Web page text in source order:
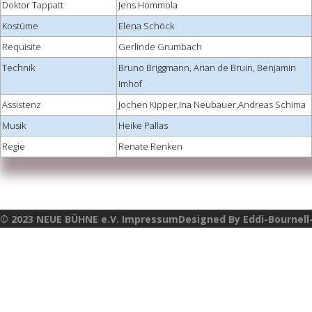
Doktor Tappatt
Jens Hommola
Kostüme
Elena Schöck
Requisite
Gerlinde Grumbach
Technik
Bruno Briggmann, Arian de Bruin, Benjamin
Imhof
Assistenz
Jochen Kipper,Ina Neubauer,Andreas Schima
Musik
Heike Pallas
Regie
Renate Renken
© 2023 NEUE BÜHNE e.V. ImpressumDesigned By Eddi-